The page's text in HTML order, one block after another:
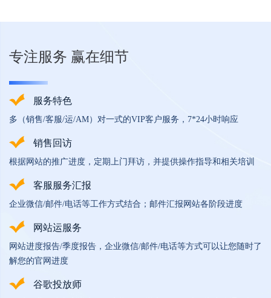
专注服务 赢在细节
服务特色
多（销售/客服/运/AM）对一式的VIP客户服务，7*24小时响应
销售回访
根据网站的推广进度，定期上门拜访，并提供操作指导和相关培训
客服服务汇报
企业微信/邮件/电话等工作方式结合；邮件汇报网站各阶段进度
网站运服务
网站进度报告/季度报告，企业微信/邮件/电话等方式可以让您随时了
解您的官网进度
谷歌投放师